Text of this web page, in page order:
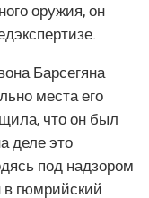
оружия, он
Барсегяна
места его
что он был
деле это
под надзором
в гюмрийский